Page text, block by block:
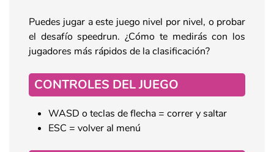
Puedes jugar a este juego nivel por nivel, o probar
el desafío speedrun. ¿Cómo te medirás con los
jugadores más rápidos de la clasificación?
CONTROLES DEL JUEGO
WASD o teclas de flecha = correr y saltar
ESC = volver al menú